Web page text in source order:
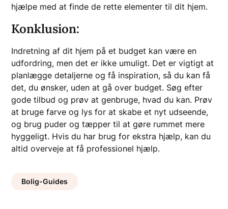
hjælpe med at finde de rette elementer til dit hjem.
Konklusion:
Indretning af dit hjem på et budget kan være en
udfordring, men det er ikke umuligt. Det er vigtigt at
planlægge detaljerne og få inspiration, så du kan få
det, du ønsker, uden at gå over budget. Søg efter
gode tilbud og prøv at genbruge, hvad du kan. Prøv
at bruge farve og lys for at skabe et nyt udseende,
og brug puder og tæpper til at gøre rummet mere
hyggeligt. Hvis du har brug for ekstra hjælp, kan du
altid overveje at få professionel hjælp.
Bolig-Guides